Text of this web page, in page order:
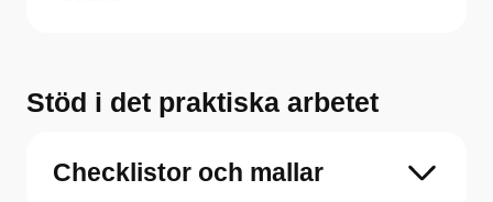
Stöd i det praktiska arbetet
Checklistor och mallar